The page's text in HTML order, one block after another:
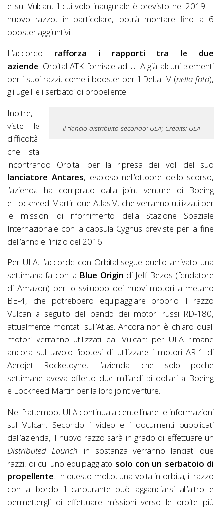
e sul Vulcan, il cui volo inaugurale è previsto nel 2019. Il
nuovo razzo, in particolare, potrà montare fino a 6
booster aggiuntivi.
L’accordo rafforza i rapporti tra le due
aziende: Orbital ATK fornisce ad ULA già alcuni elementi
per i suoi razzi, come i booster per il Delta IV (nella foto),
gli ugelli e i serbatoi di propellente.
Il “lancio distribuito secondo” ULA; Credits: ULA
Inoltre,
viste le
difficoltà
che sta
incontrando Orbital per la ripresa dei voli del suo
lanciatore Antares, esploso nell’ottobre dello scorso,
l’azienda ha comprato dalla joint venture di Boeing
e Lockheed Martin due Atlas V, che verranno utilizzati per
le missioni di rifornimento della Stazione Spaziale
Internazionale con la capsula Cygnus previste per la fine
dell’anno e l’inizio del 2016.
Per ULA, l’accordo con Orbital segue quello arrivato una
settimana fa con la Blue Origin di Jeff Bezos (fondatore
di Amazon) per lo sviluppo dei nuovi motori a metano
BE-4, che potrebbero equipaggiare proprio il razzo
Vulcan a seguito del bando dei motori russi RD-180,
attualmente montati sull’Atlas. Ancora non è chiaro quali
motori verranno utilizzati dal Vulcan: per ULA rimane
ancora sul tavolo l’ipotesi di utilizzare i motori AR-1 di
Aerojet Rocketdyne, l’azienda che solo poche
settimane aveva offerto due miliardi di dollari a Boeing
e Lockheed Martin per la loro joint venture.
Nel frattempo, ULA continua a centellinare le informazioni
sul Vulcan. Secondo i video e i documenti pubblicati
dall’azienda, il nuovo razzo sarà in grado di effettuare un
Distributed Launch: in sostanza verranno lanciati due
razzi, di cui uno equipaggiato solo con un serbatoio di
propellente. In questo molto, una volta in orbita, il razzo
con a bordo il carburante può agganciarsi all’altro e
permettergli di effettuare missioni verso le orbite più